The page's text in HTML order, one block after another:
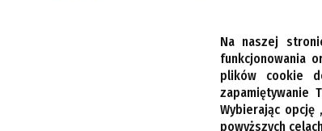
Na naszej
funkcjonowania
plików cookie
zapamiętywanie
Wybierając opcję
powyższych